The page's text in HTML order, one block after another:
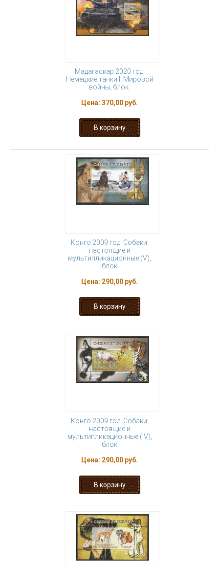
Мадагаскар 2020 год.
Немецкие танки II Мировой
войны, блок.
Цена: 370,00 руб.
Конго 2009 год. Собаки:
настоящие и
мультипликационные (V),
блок
Цена: 290,00 руб.
Конго 2009 год. Собаки:
настоящие и
мультипликационные (IV),
блок
Цена: 290,00 руб.